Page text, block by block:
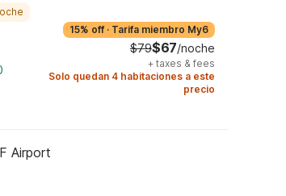
15% off · Tarifa miembro My6
$79$67/noche
+ taxes & fees
Solo quedan 4 habitaciones a este
precio
Airport